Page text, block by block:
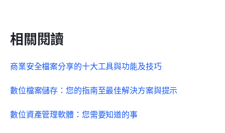
相關閱讀
商業安全檔案分享的十大工具與功能及技巧
數位檔案儲存：您的指南至最佳解決方案與提示
數位資產管理軟體：您需要知道的事